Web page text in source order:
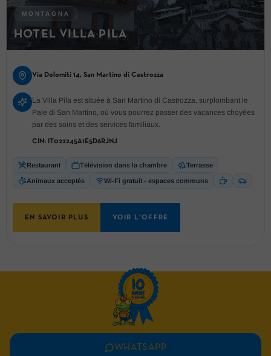
MONTAGNA
HOTEL VILLA PILA
Via Dolomiti 14, San Martino di Castrozza
La Villa Pila est située à San Martino di Castrozza, surplombant le
Pale di San Martino, où vous pourrez passer des vacances choyées
par des soins et des services familiaux.
CIN: IT022245A1E5D6RJNJ
Restaurant Télévision dans la chambre Terrasse
Animaux acceptés Wi-Fi gratuit - espaces communs
EN SAVOIR PLUS VOIR L'OFFRE
WHATSAPP